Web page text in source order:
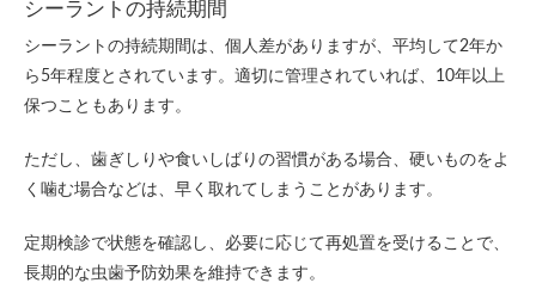
シーラントの持続期間
シーラントの持続期間は、個人差がありますが、平均して2年か
ら5年程度とされています。適切に管理されていれば、10年以上
保つこともあります。
ただし、歯ぎしりや食いしばりの習慣がある場合、硬いものをよ
く噛む場合などは、早く取れてしまうことがあります。
定期検診で状態を確認し、必要に応じて再処置を受けることで、
長期的な虫歯予防効果を維持できます。